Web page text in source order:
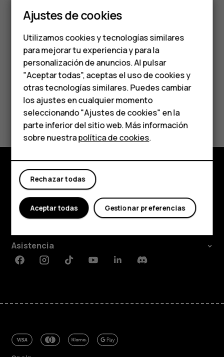
Teléfonos clásicos
Teléfonos para
personas mayores
Accesorios
HMD Terra M
Para empresas
Tabletas
Tienda
Mi cuenta
disponibles, por ejemplo, cuando en interiores o
entre edificios altos, active la Wi-Fi para mejorar la
precisión del posicionamiento.
¿Te ha parecido útil?
Sí No
Tienda
Acerca de
Asistencia
FacebookInstagramTiktokYoutubeLinkedinDiscord
Ajustes de cookies
Utilizamos cookies y tecnologías similares
para mejorar tu experiencia y para la
personalización de anuncios. Al pulsar
"Aceptar todas", aceptas el uso de cookies y
otras tecnologías similares. Puedes cambiar
los ajustes en cualquier momento
seleccionando "Ajustes de cookies" en la
parte inferior del sitio web. Más información
sobre nuestrapolítica de cookies.
Rechazar todas
Gestionar preferencias
Aceptar todas